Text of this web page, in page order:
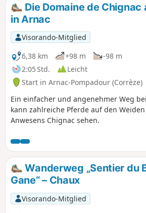
Die Domaine de
in Arnac
Visorando-Mitglied
6,38 km
+98 m
-98 m
2:05 Std.
Leicht
Start in Arnac-Pompadour (Corrèze)
Ein einfacher und angenehmer Weg
kann zahlreiche Pferde auf den
Anwesens Chignac sehen.
Wanderweg „Sentier du
Gane“ – Chaux
Visorando-Mitglied